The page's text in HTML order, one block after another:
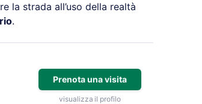
la strada all’uso della realtà
.
Prenota una visita
visualizza il profilo